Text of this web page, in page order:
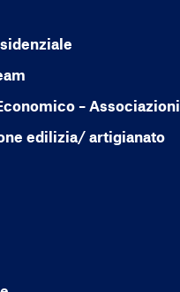
– Associazioni
edilizia/ artigianato